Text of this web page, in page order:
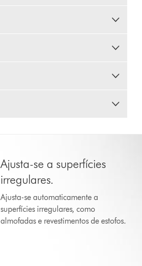
Ajusta-se a superfícies
irregulares.
Ajusta-se automaticamente a
superfícies irregulares, como
almofadas e revestimentos de estofos.